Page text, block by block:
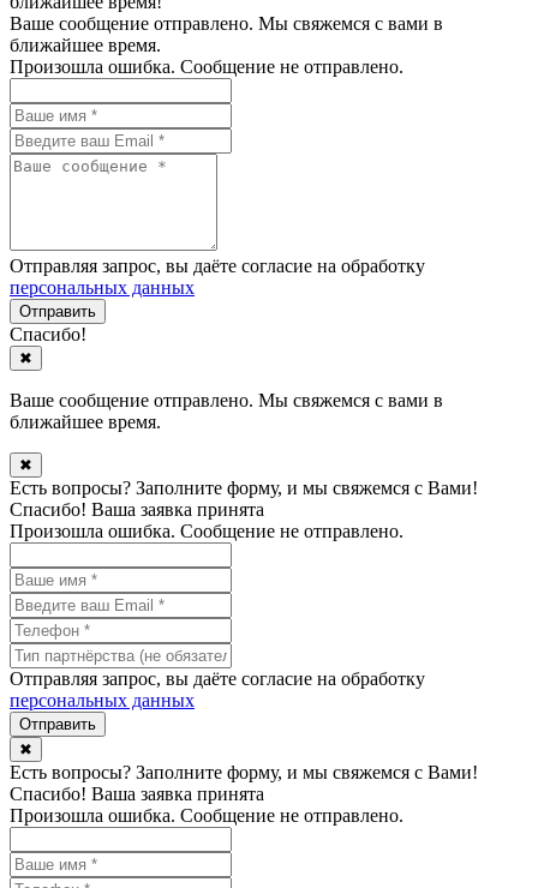
Ваше сообщение отправлено. Мы свяжемся с вами в
ближайшее время.
Произошла ошибка. Сообщение не отправлено.
Отправляя запрос, вы даёте согласие на обработку
персональных данных
Спасибо!
✖
Ваше сообщение отправлено. Мы свяжемся с вами в
ближайшее время.
✖
Есть вопросы? Заполните форму, и мы свяжемся с Вами!
Спасибо! Ваша заявка принята
Произошла ошибка. Сообщение не отправлено.
Отправляя запрос, вы даёте согласие на обработку
персональных данных
✖
Есть вопросы? Заполните форму, и мы свяжемся с Вами!
Спасибо! Ваша заявка принята
Произошла ошибка. Сообщение не отправлено.